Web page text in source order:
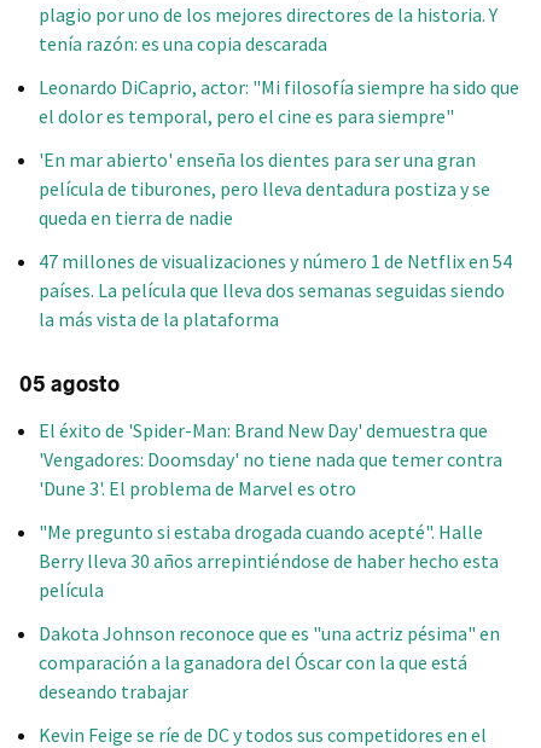
plagio por uno de los mejores directores de la historia. Y
tenía razón: es una copia descarada
Leonardo DiCaprio, actor: "Mi filosofía siempre ha sido que
el dolor es temporal, pero el cine es para siempre"
'En mar abierto' enseña los dientes para ser una gran
película de tiburones, pero lleva dentadura postiza y se
queda en tierra de nadie
47 millones de visualizaciones y número 1 de Netflix en 54
países. La película que lleva dos semanas seguidas siendo
la más vista de la plataforma
05 agosto
El éxito de 'Spider-Man: Brand New Day' demuestra que
'Vengadores: Doomsday' no tiene nada que temer contra
'Dune 3'. El problema de Marvel es otro
"Me pregunto si estaba drogada cuando acepté". Halle
Berry lleva 30 años arrepintiéndose de haber hecho esta
película
Dakota Johnson reconoce que es "una actriz pésima" en
comparación a la ganadora del Óscar con la que está
deseando trabajar
Kevin Feige se ríe de DC y todos sus competidores en el